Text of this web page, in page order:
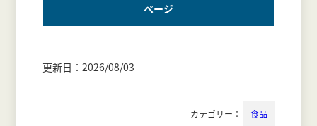
ページ
更新日：2026/08/03
カテゴリー： 食品